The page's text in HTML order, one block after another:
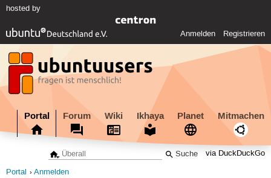
hosted by
Anmelden Registrieren
Portal Forum Wiki Ikhaya Planet Mitmachen
via DuckDuckGo
Portal Anmelden